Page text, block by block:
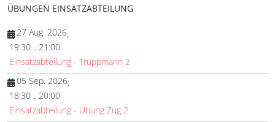
ÜBUNGEN EINSATZABTEILUNG
27 Aug. 2026;
19:30 - 21:00
Einsatzabteilung - Truppmann 2
05 Sep. 2026;
18:30 - 20:00
Einsatzabteilung - Übung Zug 2